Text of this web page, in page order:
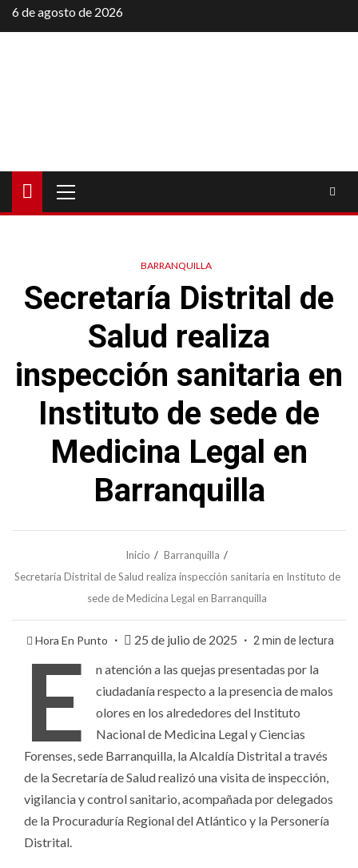
Saltar
al
6 de agosto de 2026
principal
BARRANQUILLA
Secretaría Distrital de
Salud realiza
inspección sanitaria en
Instituto de sede de
Medicina Legal en
Barranquilla
Inicio
Barranquilla
Secretaría Distrital de Salud realiza inspección sanitaria en Instituto de
sede de Medicina Legal en Barranquilla
Hora En Punto 25 de julio de 2025 2 min de lectura
E
n atención a las quejas presentadas por la
ciudadanía respecto a la presencia de malos
olores en los alrededores del Instituto
Nacional de Medicina Legal y Ciencias
Forenses, sede Barranquilla, la Alcaldía Distrital a través
de la Secretaría de Salud realizó una visita de inspección,
vigilancia y control sanitario, acompañada por delegados
de la Procuraduría Regional del Atlántico y la Personería
Distrital.